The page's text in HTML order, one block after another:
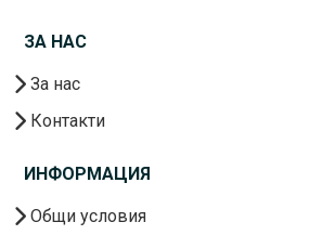
ЗА НАС
За нас
Контакти
ИНФОРМАЦИЯ
Общи условия